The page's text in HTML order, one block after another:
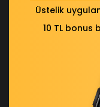
Üstelik
10 TL bonus